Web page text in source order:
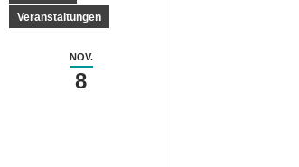
NOV.
8
Veranstaltungen